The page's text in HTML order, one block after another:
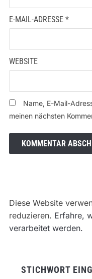
E-MAIL-ADRESSE *
WEBSITE
Name, E-Mail-
meinen nächsten
Diese Website
reduzieren. Erfahre,
verarbeitet werden.
STICHWORT